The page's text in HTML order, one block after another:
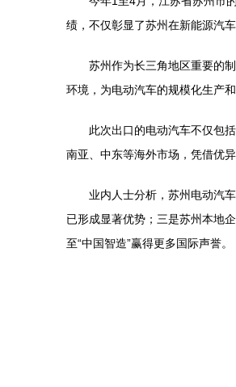
绩，不仅彰显了苏州在新能源汽
苏州作为长三角地区重要的
环境，为电动汽车的规模化生产
此次出口的电动汽车不仅包
南亚、中东等海外市场，凭借优
业内人士分析，苏州电动汽
已形成显著优势；三是苏州本地
至“中国智造”赢得更多国际声誉。